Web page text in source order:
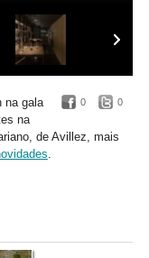
0 0
na gala
na
de Avillez, mais
.